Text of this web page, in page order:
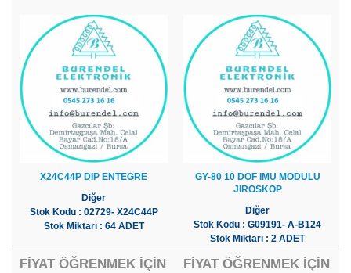
X24C44P DIP ENTEGRE
Diğer
Stok Kodu : 02729- X24C44P
Stok Miktarı : 64 ADET
FİYAT ÖĞRENMEK İÇİN
GY-80 10 DOF IMU MODULU
JIROSKOP
Diğer
Stok Kodu : G09191- A-B124
Stok Miktarı : 2 ADET
FİYAT ÖĞRENMEK İÇİN